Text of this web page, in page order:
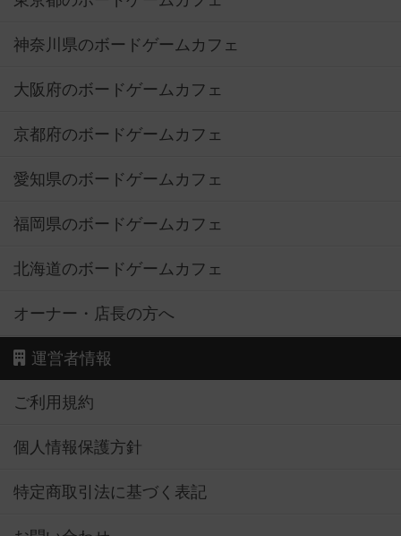
神奈川県のボードゲームカフェ
大阪府のボードゲームカフェ
京都府のボードゲームカフェ
愛知県のボードゲームカフェ
福岡県のボードゲームカフェ
北海道のボードゲームカフェ
オーナー・店長の方へ
運営者情報
ご利用規約
個人情報保護方針
特定商取引法に基づく表記